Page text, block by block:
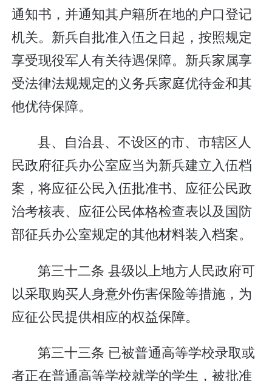
通知书，并通知其户籍所在地的户口登记
机关。新兵自批准入伍之日起，按照规定
享受现役军人有关待遇保障。新兵家属享
受法律法规规定的义务兵家庭优待金和其
他优待保障。
县、自治县、不设区的市、市辖区人
民政府征兵办公室应当为新兵建立入伍档
案，将应征公民入伍批准书、应征公民政
治考核表、应征公民体格检查表以及国防
部征兵办公室规定的其他材料装入档案。
第三十二条 县级以上地方人民政府可
以采取购买人身意外伤害保险等措施，为
应征公民提供相应的权益保障。
第三十三条 已被普通高等学校录取或
者正在普通高等学校就学的学生，被批准